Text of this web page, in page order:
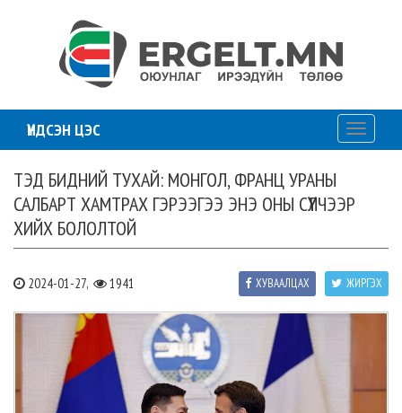
ҮНДСЭН ЦЭС
Toggle
ТЭД БИДНИЙ ТУХАЙ: МОНГОЛ, ФРАНЦ УРАНЫ
САЛБАРТ ХАМТРАХ ГЭРЭЭГЭЭ ЭНЭ ОНЫ СҮҮЛЧЭЭР
ХИЙХ БОЛОЛТОЙ
2024-01-27, 1941 ЖИРГЭХ
ХУВААЛЦАХ